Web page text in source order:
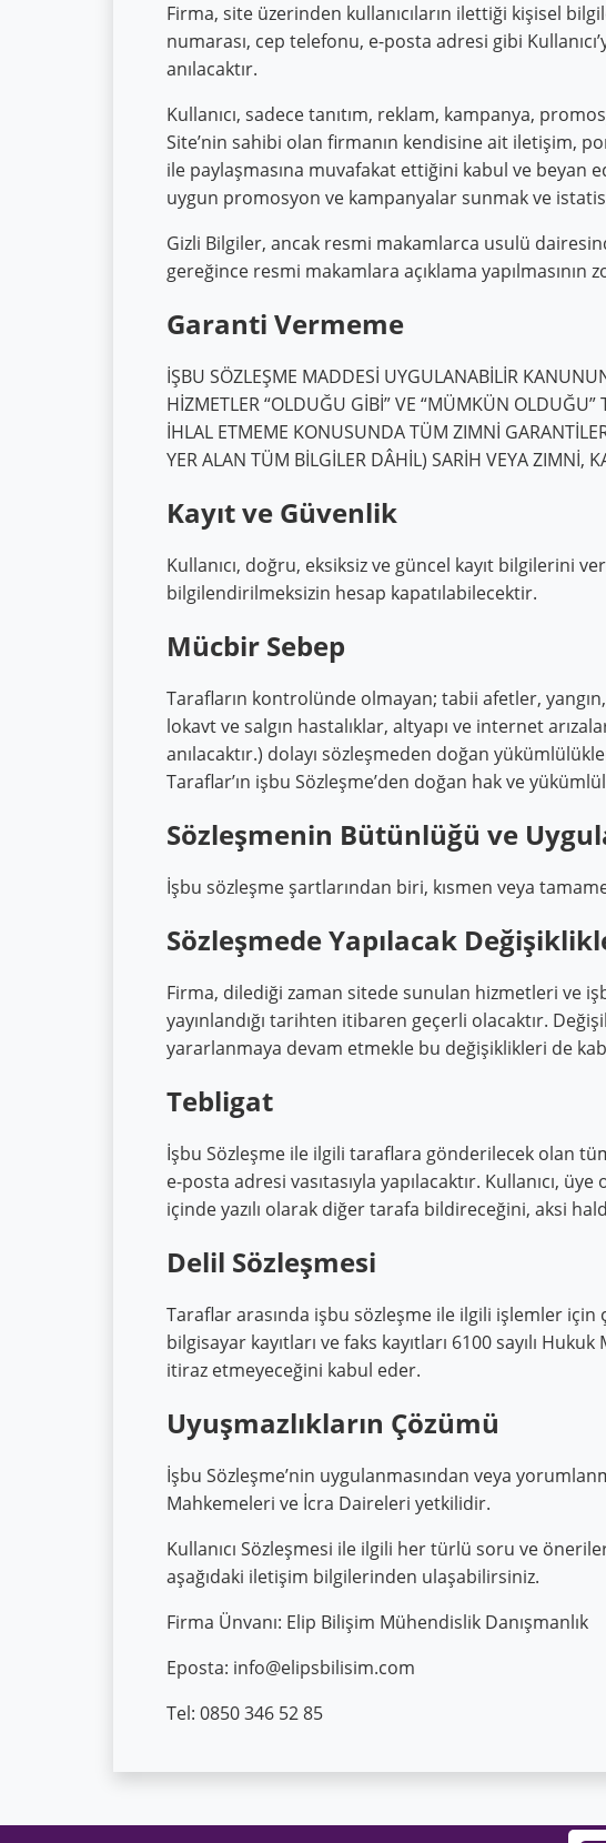
Firma, site üzerinden kullanıcıların ilettiği kişisel
numarası, cep telefonu, e-posta adresi gibi
anılacaktır.
Kullanıcı, sadece tanıtım, reklam, kampanya,
Site’nin sahibi olan firmanın kendisine ait iletişim,
ile paylaşmasına muvafakat ettiğini kabul ve
uygun promosyon ve kampanyalar sunmak ve
Gizli Bilgiler, ancak resmi makamlarca usulü
gereğince resmi makamlara açıklama
Garanti Vermeme
İŞBU SÖZLEŞME MADDESİ UYGULANABİLİR
HİZMETLER “OLDUĞU GİBİ” VE “MÜMKÜN
İHLAL ETMEME KONUSUNDA TÜM ZIMNİ
YER ALAN TÜM BİLGİLER DÂHİL) SARİH VEYA ZIMNİ,
Kayıt ve Güvenlik
Kullanıcı, doğru, eksiksiz ve güncel kayıt bilgilerini
bilgilendirilmeksizin hesap kapatılabilecektir.
Mücbir Sebep
Tarafların kontrolünde olmayan; tabii afetler,
lokavt ve salgın hastalıklar, altyapı ve internet
anılacaktır.) dolayı sözleşmeden doğan
Taraflar’ın işbu Sözleşme’den doğan hak ve
Sözleşmenin Bütünlüğü ve
İşbu sözleşme şartlarından biri, kısmen veya
Sözleşmede Yapılacak
Firma, dilediği zaman sitede sunulan hizmetleri ve
yayınlandığı tarihten itibaren geçerli olacaktır.
yararlanmaya devam etmekle bu değişiklikleri de
Tebligat
İşbu Sözleşme ile ilgili taraflara gönderilecek olan
e-posta adresi vasıtasıyla yapılacaktır. Kullanıcı,
içinde yazılı olarak diğer tarafa bildireceğini, aksi
Delil Sözleşmesi
Taraflar arasında işbu sözleşme ile ilgili işlemler için
bilgisayar kayıtları ve faks kayıtları 6100 sayılı
itiraz etmeyeceğini kabul eder.
Uyuşmazlıkların Çözümü
İşbu Sözleşme’nin uygulanmasından veya
Mahkemeleri ve İcra Daireleri yetkilidir.
Kullanıcı Sözleşmesi ile ilgili her türlü soru ve
aşağıdaki iletişim bilgilerinden ulaşabilirsiniz.
Firma Ünvanı: Elip Bilişim Mühendislik Danışmanlık
Eposta: info@elipsbilisim.com
Tel: 0850 346 52 85